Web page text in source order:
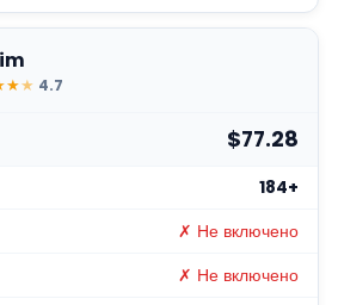
★★ 4.7
$77.28
184+
✗ Не включено
✗ Не включено